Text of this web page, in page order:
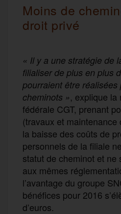
Moins de
droit privé
« Il y a une stratégie de
filialiser de plus en plus
pourraient être réalisées
cheminots », explique la
fédérale CGT, prenant
(travaux et maintenance
la baisse des coûts de
personnels de la filiale
statut de cheminot et ne
aux mêmes
l’avantage du groupe
bénéfices pour 2016
d’euros.